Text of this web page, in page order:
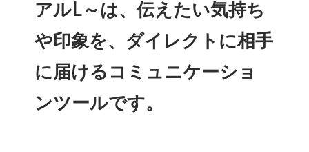
アルL～は、伝えたい気持ち
や印象を、ダイレクトに相手
に届けるコミュニケーショ
ンツールです。